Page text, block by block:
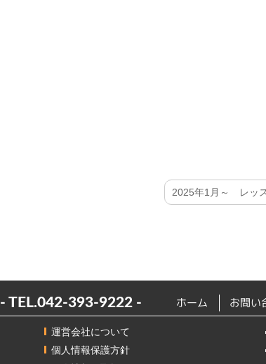
2025年1月～ レッ
- TEL.042-393-9222- ホーム お問い
運営会社について
個人情報保護方針